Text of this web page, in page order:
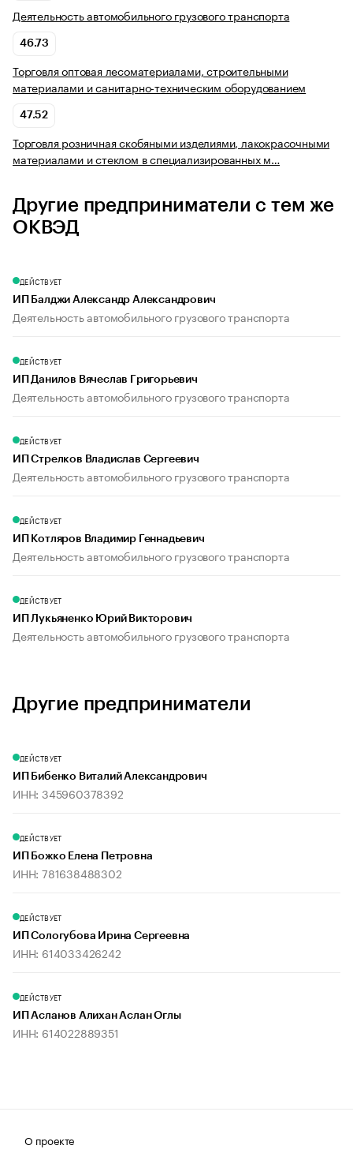
Деятельность автомобильного грузового транспорта
46.73
Торговля оптовая лесоматериалами, строительными
материалами и санитарно-техническим оборудованием
47.52
Торговля розничная скобяными изделиями, лакокрасочными
материалами и стеклом в специализированных м…
Другие предприниматели с тем же
ОКВЭД
ДЕЙСТВУЕТ
ИП Балджи Александр Александрович
Деятельность автомобильного грузового транспорта
ДЕЙСТВУЕТ
ИП Данилов Вячеслав Григорьевич
Деятельность автомобильного грузового транспорта
ДЕЙСТВУЕТ
ИП Стрелков Владислав Сергеевич
Деятельность автомобильного грузового транспорта
ДЕЙСТВУЕТ
ИП Котляров Владимир Геннадьевич
Деятельность автомобильного грузового транспорта
ДЕЙСТВУЕТ
ИП Лукьяненко Юрий Викторович
Деятельность автомобильного грузового транспорта
Другие предприниматели
ДЕЙСТВУЕТ
ИП Бибенко Виталий Александрович
ИНН: 345960378392
ДЕЙСТВУЕТ
ИП Божко Елена Петровна
ИНН: 781638488302
ДЕЙСТВУЕТ
ИП Сологубова Ирина Сергеевна
ИНН: 614033426242
ДЕЙСТВУЕТ
ИП Асланов Алихан Аслан Оглы
ИНН: 614022889351
О проекте